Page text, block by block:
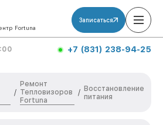
Fortuna
Записаться
+7 (831) 238-94-25
/
Ремонт
Тепловизоров
Fortuna
/ Восстановление
питания